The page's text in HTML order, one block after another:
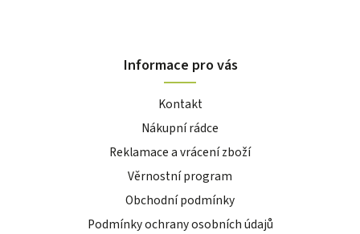
Informace pro vás
Kontakt
Nákupní rádce
Reklamace a vrácení zboží
Věrnostní program
Obchodní podmínky
Podmínky ochrany osobních údajů